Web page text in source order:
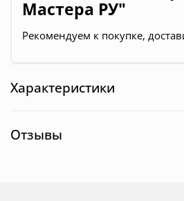
Мастера РУ"
Рекомендуем к покупке,
Характеристики
Отзывы